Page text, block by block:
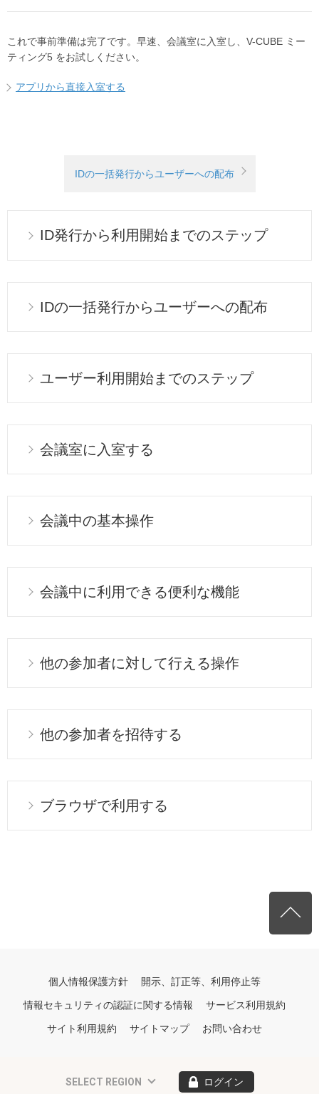
これで事前準備は完了です。早速、会議室に入室し、V-CUBE ミー
ティング5 をお試しください。
アプリから直接入室する
IDの一括発行からユーザーへの配布
ID発行から利用開始までのステップ
IDの一括発行からユーザーへの配布
ユーザー利用開始までのステップ
会議室に入室する
会議中の基本操作
会議中に利用できる便利な機能
他の参加者に対して行える操作
他の参加者を招待する
ブラウザで利用する
個人情報保護方針 開示、訂正等、利用停止等
情報セキュリティの認証に関する情報 サービス利用規約
サイト利用規約 サイトマップ お問い合わせ
SELECT REGION ログイン